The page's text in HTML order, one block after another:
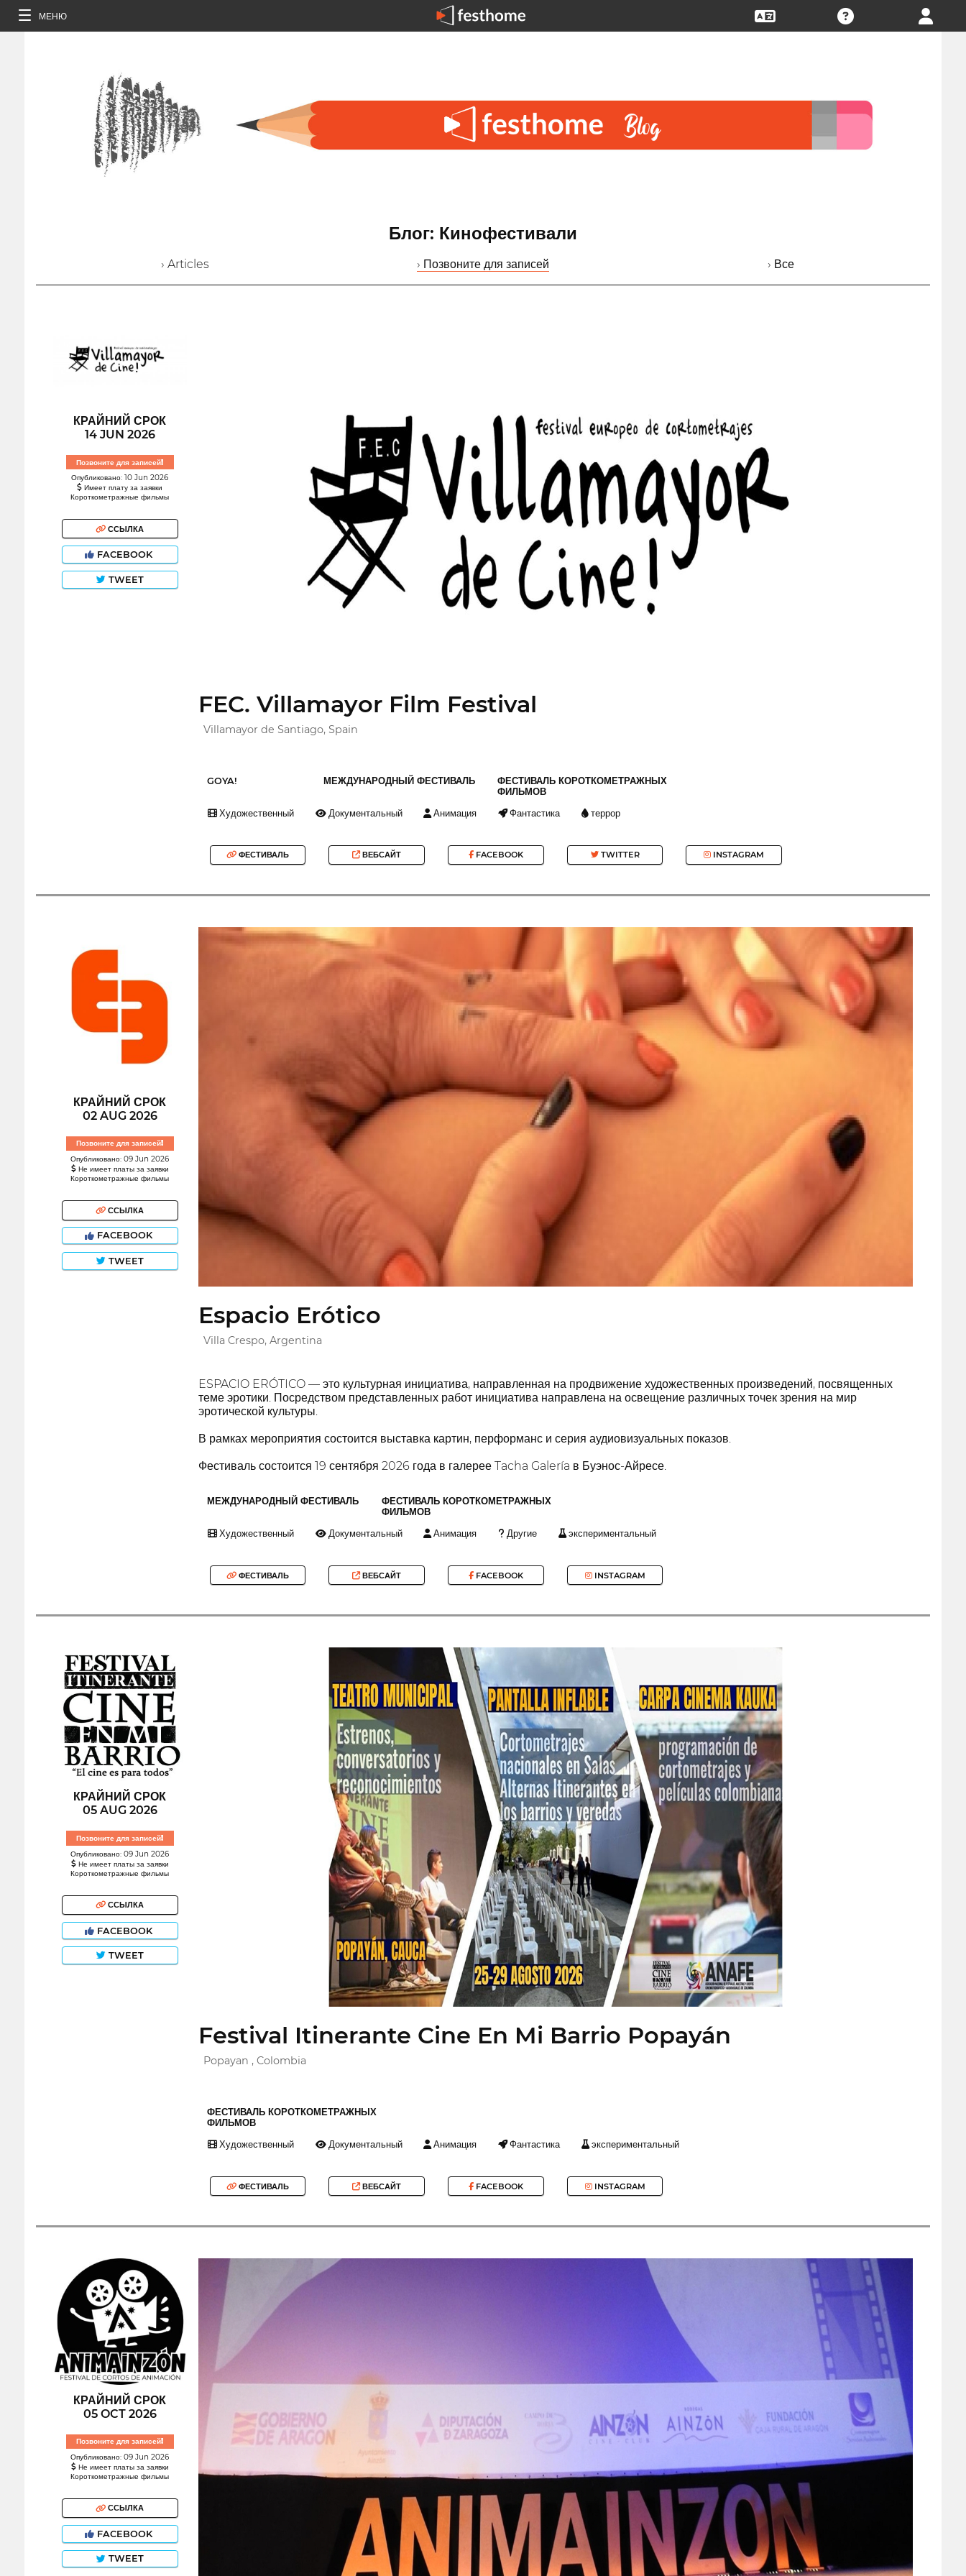
МЕНЮ
Блог: Кинофестивали
› Articles › Позвоните для записей › Все
КРАЙНИЙ СРОК
14 JUN 2026
Позвоните для записей!
Опубликовано: 10 Jun 2026
Имеет плату за заявки
Короткометражные фильмы
ССЫЛКА
FACEBOOK
TWEET
FEC. Villamayor Film Festival
Villamayor de Santiago, Spain
GOYA! МЕЖДУНАРОДНЫЙ ФЕСТИВАЛЬ
ФЕСТИВАЛЬ КОРОТКОМЕТРАЖНЫХ
ФИЛЬМОВ
Художественный Документальный Анимация Фантастика террор
ФЕСТИВАЛЬ ВЕБСАЙТ FACEBOOK TWITTER INSTAGRAM
КРАЙНИЙ СРОК
02 AUG 2026
Позвоните для записей!
Опубликовано: 09 Jun 2026
Не имеет платы за заявки
Короткометражные фильмы
ССЫЛКА
FACEBOOK
TWEET
Espacio Erótico
Villa Crespo, Argentina
ESPACIO ERÓTICO — это культурная инициатива, направленная на продвижение художественных произведений, посвященных
теме эротики. Посредством представленных работ инициатива направлена на освещение различных точек зрения на мир
эротической культуры.
В рамках мероприятия состоится выставка картин, перформанс и серия аудиовизуальных показов.
Фестиваль состоится 19 сентября 2026 года в галерее Tacha Galería в Буэнос-Айресе.
МЕЖДУНАРОДНЫЙ ФЕСТИВАЛЬ
ФЕСТИВАЛЬ КОРОТКОМЕТРАЖНЫХ
ФИЛЬМОВ
Художественный Документальный Анимация Другие экспериментальный
ФЕСТИВАЛЬ ВЕБСАЙТ FACEBOOK INSTAGRAM
КРАЙНИЙ СРОК
05 AUG 2026
Позвоните для записей!
Опубликовано: 09 Jun 2026
Не имеет платы за заявки
Короткометражные фильмы
ССЫЛКА
FACEBOOK
TWEET
Festival Itinerante Cine En Mi Barrio Popayán
Popayan , Colombia
ФЕСТИВАЛЬ КОРОТКОМЕТРАЖНЫХ
ФИЛЬМОВ
Художественный Документальный Анимация Фантастика экспериментальный
ФЕСТИВАЛЬ ВЕБСАЙТ FACEBOOK INSTAGRAM
КРАЙНИЙ СРОК
05 OCT 2026
Позвоните для записей!
Опубликовано: 09 Jun 2026
Не имеет платы за заявки
Короткометражные фильмы
ССЫЛКА
FACEBOOK
TWEET